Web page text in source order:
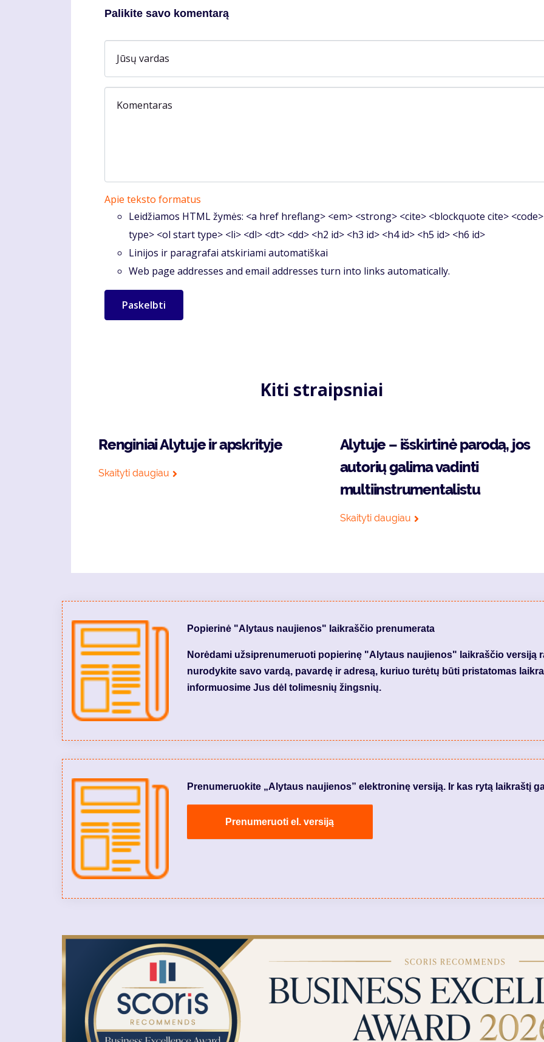
Palikite savo komentarą
Jūsų vardas
Komentaras
Apie teksto formatus
Leidžiamos HTML žymės: <a href hreflang> <em> <strong> <cite> <blockquote cite>
type> <ol start type> <li> <dl> <dt> <dd> <h2 id> <h3 id> <h4 id> <h5 id> <h6 id>
Linijos ir paragrafai atskiriami automatiškai
Web page addresses and email addresses turn into links automatically.
Kiti straipsniai
Renginiai Alytuje ir apskrityje
Skaityti daugiau
Alytuje – išskirtinė parodą, jos
autorių galima vadinti
multiinstrumentalistu
Skaityti daugiau
Popierinė "Alytaus naujienos" laikraščio prenumerata
Norėdami užsiprenumeruoti popierinę "Alytaus naujienos" laikraščio versiją
nurodykite savo vardą, pavardę ir adresą, kuriuo turėtų būti pristatomas
informuosime Jus dėl tolimesnių žingsnių.
Prenumeruokite „Alytaus naujienos” elektroninę versiją. Ir kas rytą laikraštį
Prenumeruoti el. versiją